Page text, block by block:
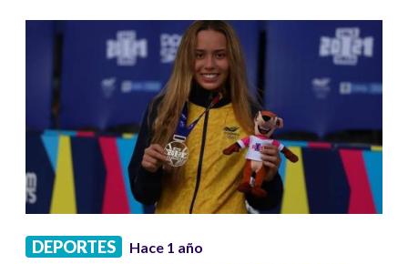
DEPORTES Hace 1 año